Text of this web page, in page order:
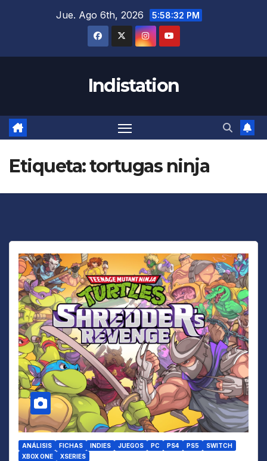
Jue. Ago 6th, 2026 5:58:33 PM
Indistation
Etiqueta:tortugas ninja
ANÁLISIS FICHAS INDIES JUEGOS PC PS4 PS5
SWITCH
XBOX ONE
XSERIES